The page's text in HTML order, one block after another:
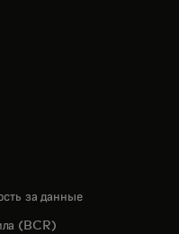
tab
за данные
(BCR)